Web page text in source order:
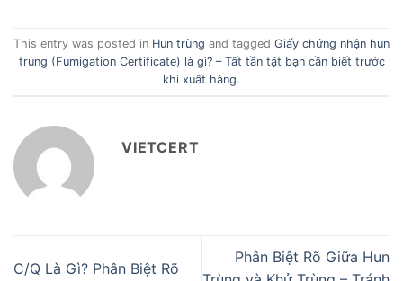
This entry was posted in Hun trùng and tagged Giấy chứng nhận hun
trùng (Fumigation Certificate) là gì? – Tất tần tật bạn cần biết trước
khi xuất hàng.
VIETCERT
C/Q Là Gì? Phân Biệt Rõ
Phân Biệt Rõ Giữa Hun